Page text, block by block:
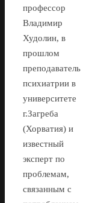
профессор
Владимир
Худолин, в
прошлом
преподаватель
психиатрии в
университете
г.Загреба
(Хорватия) и
известный
эксперт по
проблемам,
связанным с